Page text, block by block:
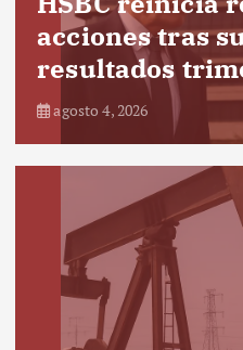
acciones tras
resultados
agosto 4, 2026